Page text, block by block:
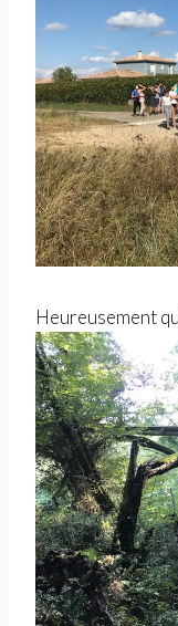
Heureusement